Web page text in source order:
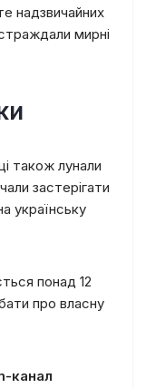
надзвичайних
мирні
також лунали
застерігати
українську
понад 12
про власну
канал